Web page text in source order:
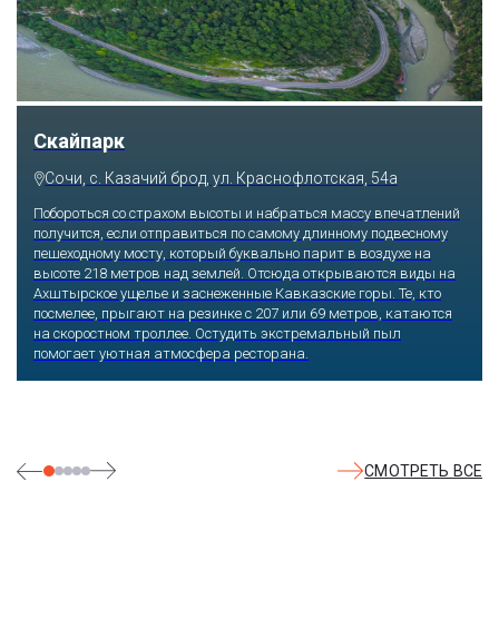
Скайпарк
Сочи, с. Казачий брод, ул. Краснофлотская, 54а
Побороться со страхом высоты и набраться массу впечатлений
получится, если отправиться по самому длинному подвесному
пешеходному мосту, который буквально парит в воздухе на
высоте 218 метров над землей. Отсюда открываются виды на
Ахштырское ущелье и заснеженные Кавказские горы. Те, кто
посмелее, прыгают на резинке с 207 или 69 метров, катаются
на скоростном троллее. Остудить экстремальный пыл
помогает уютная атмосфера ресторана.
СМОТРЕТЬ ВСЕ